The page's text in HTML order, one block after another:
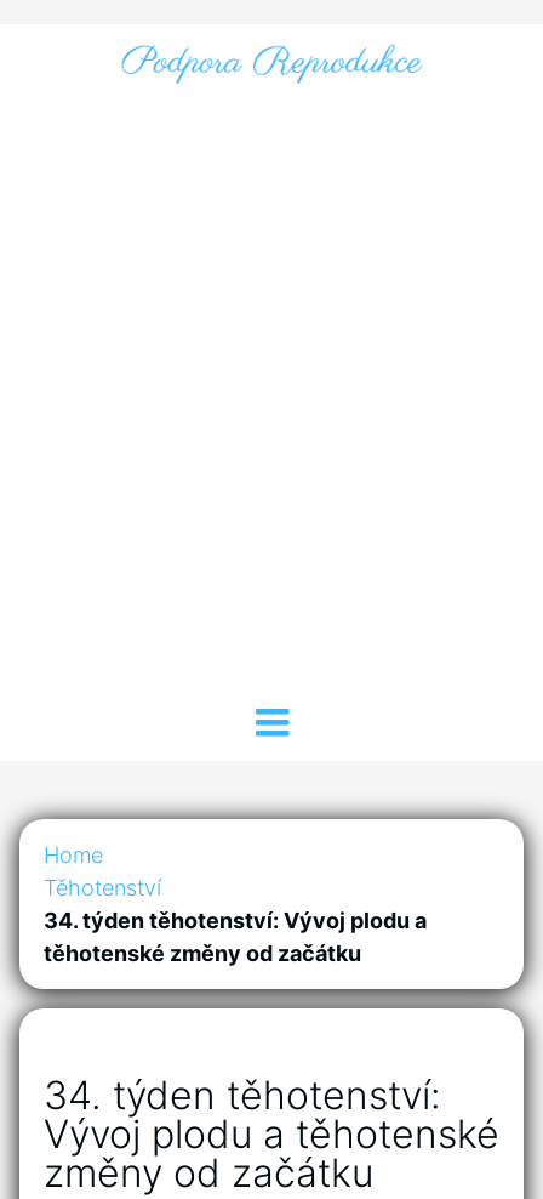
Home
Těhotenství
34. týden těhotenství: Vývoj plodu a
těhotenské změny od začátku
34. týden těhotenství:
Vývoj plodu a těhotenské
změny od začátku